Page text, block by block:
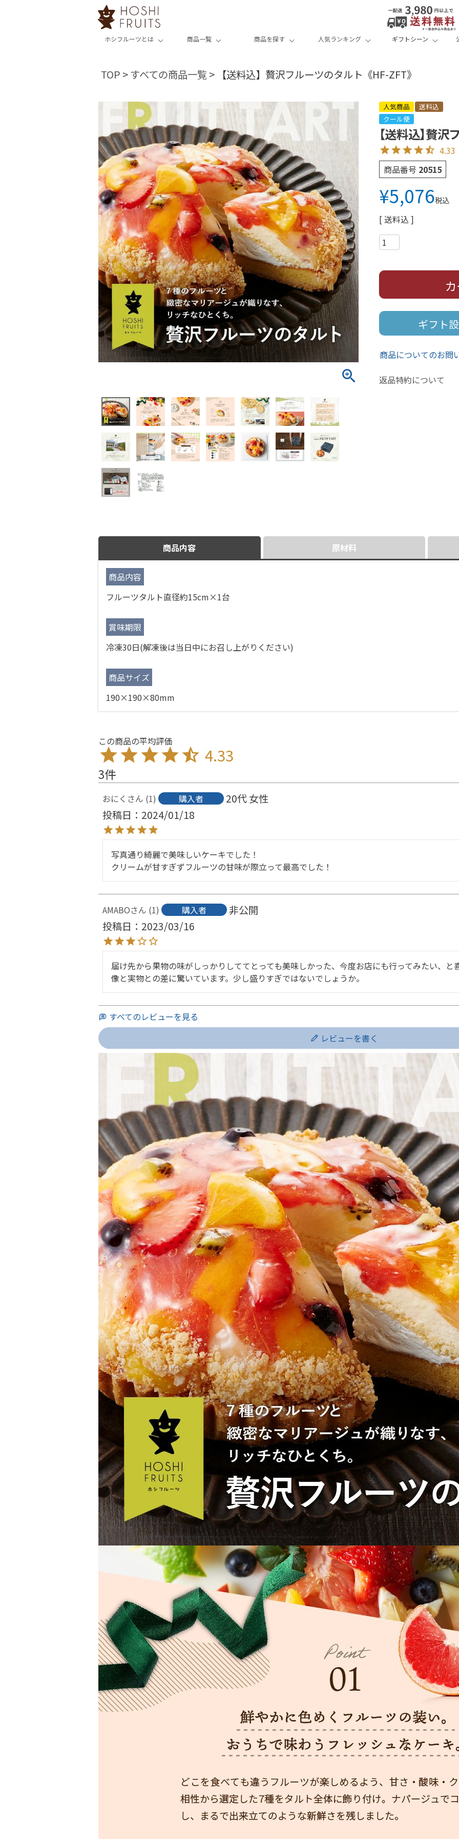
ホシフルーツとは 商品一覧 商品を探す 人気ランキング ギフトシーン
TOP すべての商品一覧 【送料込】贅沢フルーツのタルト《HF-ZFT》
人気商品
送料込
クール便
【送料込】贅沢
4.33
商品番号 20515
¥5,076税込
送料込
ギフト
商品についてのお問
返品特約について
商品内容
商品内容
フルーツタルト直径約15cm×1台
賞味期限
冷凍30日(解凍後は当日中にお召し上がりください)
商品サイズ
190×190×80mm
原材料
4.33
3
おにく 1 購入者 20代女性
投稿日
2024/01/18
写真通り綺麗で美味しいケーキでした！
クリームが甘すぎずフルーツの甘味が際立って最高でした！
AMABO 1 購入者
非公開
投稿日
2023/03/16
届け先から果物の味がしっかりしててとっても美味しかった、今度お店にも行ってみたい、と
像と実物との差に驚いています。少し盛りすぎではないでしょうか。
すべてのレビューを見る
レビューを書く